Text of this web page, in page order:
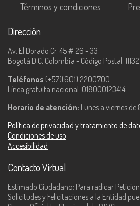
Términos y condiciones
Dirección
Av. El Dorado Cr. 45 # 26 - 33
Bogotá D.C, Colombia - Código Postal:
Teléfonos (+57)(601) 2200700.
Línea gratuita nacional: 018000123414.
Horario de atención: Lunes a viernes
Política de privacidad y tratamiento de
Condiciones de uso
Accesibilidad
Contacto Virtual
Estimado Ciudadano: Para radicar
Solicitudes y Felicitaciones a la Entidad